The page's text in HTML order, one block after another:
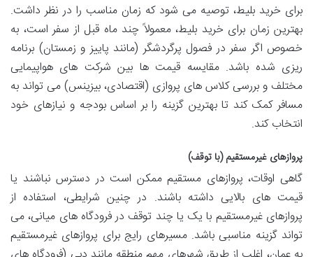
برای خرید بلیط، توصیه می شود که زمان مناسب را در نظر داشت.
بهترین زمان برای خرید بلیط، معمولاً چند ماه قبل از سفر است، به
خصوص اگر سفر در فصول پرگردشگر (مانند پاییز و زمستان) برنامه
ریزی شده باشد. مقایسه قیمت ها بین شرکت های هواپیمایی
مختلف و بررسی کلاس های پروازی (اقتصادی، بیزینس) می تواند به
مسافر کمک کند تا بهترین گزینه را بر اساس بودجه و نیازهای خود
انتخاب کند.
پروازهای غیرمستقیم (با توقف)
گاهی اوقات، پروازهای مستقیم ممکن است در دسترس نباشند یا
قیمت های بالایی داشته باشند. در چنین شرایطی، استفاده از
پروازهای غیرمستقیم با یک یا چند توقف در فرودگاه های میانی، می
تواند گزینه مناسبی باشد. مسیرهای رایج برای پروازهای غیرمستقیم